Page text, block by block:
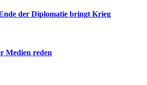
der Diplomatie bringt Krieg
Medien reden